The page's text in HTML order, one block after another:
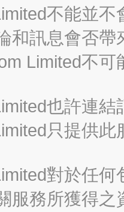
不能並
和訊息會否
Limited不
也許連
只提供
對於任
服務所獲得